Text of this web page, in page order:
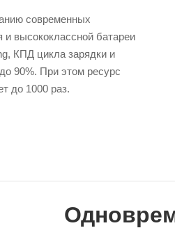
современных
и высококлассной батареи
КПД цикла зарядки и
90%. При этом ресурс
до 1000 раз.